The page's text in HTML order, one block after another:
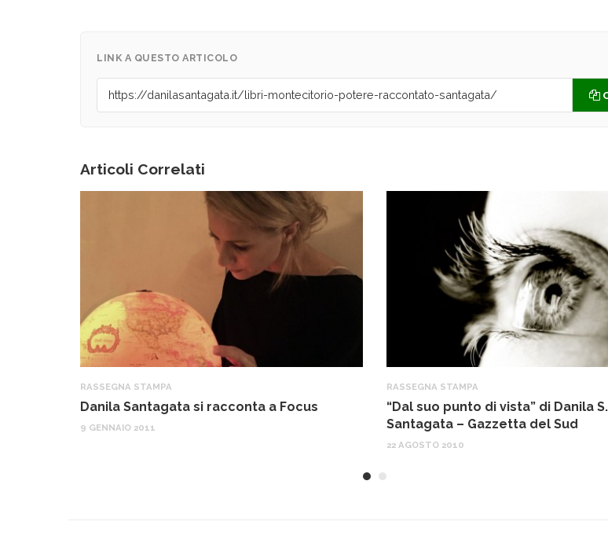
LINK A QUESTO ARTICOLO
Articoli Correlati
RASSEGNA STAMPA
Danila Santagata si racconta a Focus
9 GENNAIO 2011
RASSEGNA STAMPA
“Dal suo punto di vista” di Danila S.
Santagata – Gazzetta del Sud
22 AGOSTO 2010